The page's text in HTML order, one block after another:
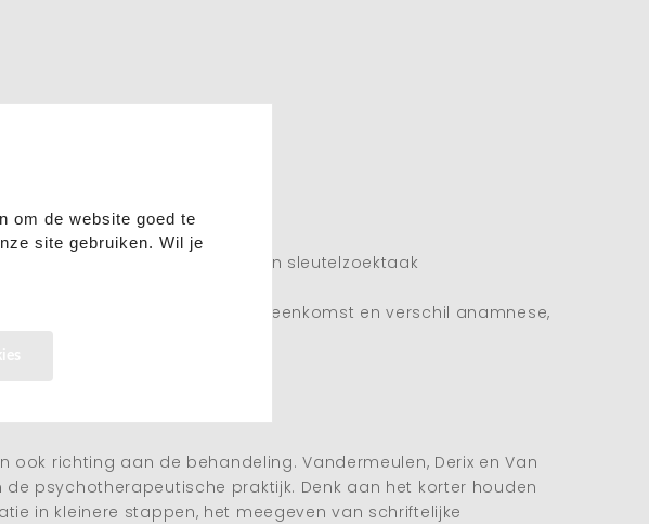
regelwissel, STROOP en TMT
6 elementen, BADS dierentuin en sleutelzoektaak
vragenlijst, gesprekken en overeenkomst en verschil anamnese,
richting aan de behandeling. Vandermeulen, Derix en Van
psychotherapeutische praktijk. Denk aan het korter houden
in kleinere stappen, het meegeven van schriftelijke
om de website goed te
site gebruiken. Wil je